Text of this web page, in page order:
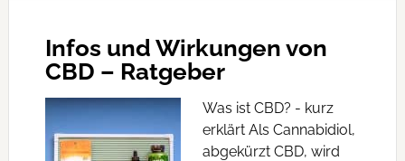
Infos und Wirkungen von
CBD – Ratgeber
Was ist CBD? - kurz
erklärt Als Cannabidiol,
abgekürzt CBD, wird